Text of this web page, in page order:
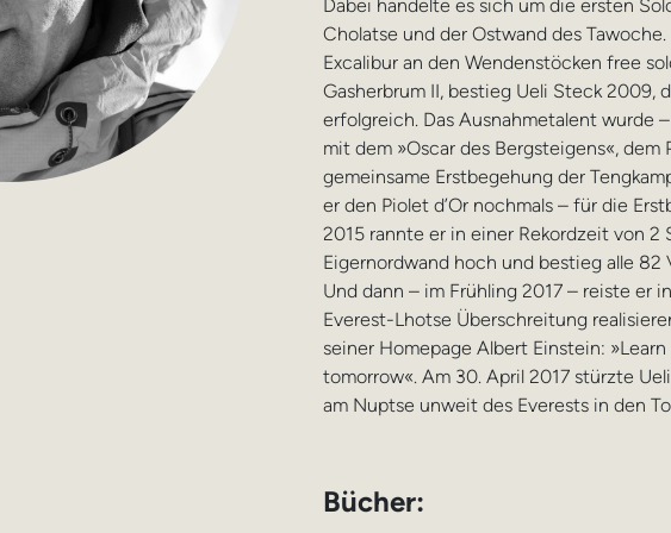
Dabei handelte es sich um die ersten
Cholatse und der Ostwand des
Excalibur an den Wendenstöcken free
Gasherbrum II, bestieg Ueli Steck 2009,
erfolgreich. Das Ausnahmetalent wurde
mit dem »Oscar des Bergsteigens«,
gemeinsame Erstbegehung der
er den Piolet d’Or nochmals – für die
2015 rannte er in einer Rekordzeit von
Eigernordwand hoch und bestieg alle 82
Und dann – im Frühling 2017 – reiste er
Everest-Lhotse Überschreitung
seiner Homepage Albert Einstein:
tomorrow«. Am 30. April 2017 stürzte
am Nuptse unweit des Everests in den
Bücher: